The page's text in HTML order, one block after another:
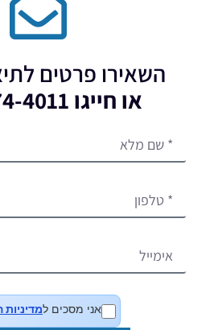
השאירו פרטים
או חייגו 052-874-4011
אני מסכים ל